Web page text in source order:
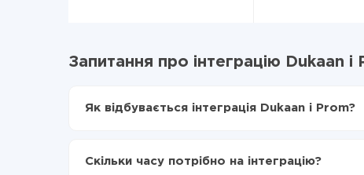
Запитання про інтеграцію Dukaan і
Як відбувається інтеграція Dukaan і Prom?
Включаєте автооновлення
Скільки часу потрібно на інтеграцію?